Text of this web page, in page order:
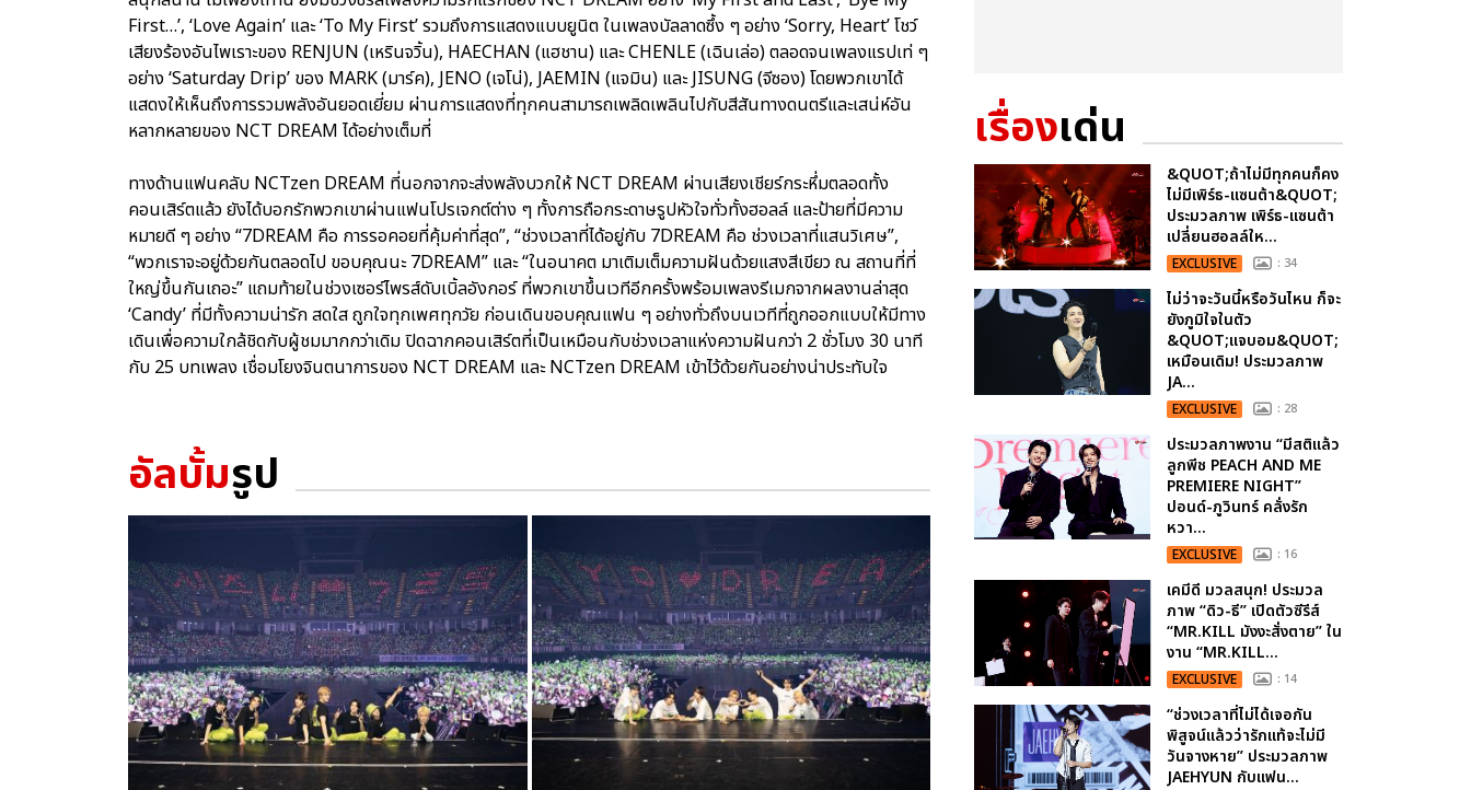
First…’, ‘Love Again’ และ ‘To My First’ รวมถึงการแสดงแบบยูนิต ในเพลงบัลลาดซึ้ง ๆ อย่าง ‘Sorry, Heart’ โชว์
เสียงร้องอันไพเราะของ RENJUN (เหรินจวิ้น), HAECHAN (แฮชาน) และ CHENLE (เฉินเล่อ) ตลอดจนเพลงแรปเท่ ๆ
อย่าง ‘Saturday Drip’ ของ MARK (มาร์ค), JENO (เจโน่), JAEMIN (แจมิน) และ JISUNG (จีซอง) โดยพวกเขาได้
แสดงให้เห็นถึงการรวมพลังอันยอดเยี่ยม ผ่านการแสดงที่ทุกคนสามารถเพลิดเพลินไปกับสีสันทางดนตรีและเสน่ห์อัน
หลากหลายของ NCT DREAM ได้อย่างเต็มที่
ทางด้านแฟนคลับ NCTzen DREAM ที่นอกจากจะส่งพลังบวกให้ NCT DREAM ผ่านเสียงเชียร์กระหึ่มตลอดทั้ง
คอนเสิร์ตแล้ว ยังได้บอกรักพวกเขาผ่านแฟนโปรเจกต์ต่าง ๆ ทั้งการถือกระดาษรูปหัวใจทั่วทั้งฮอลล์ และป้ายที่มีความ
หมายดี ๆ อย่าง “7DREAM คือ การรอคอยที่คุ้มค่าที่สุด”, “ช่วงเวลาที่ได้อยู่กับ 7DREAM คือ ช่วงเวลาที่แสนวิเศษ”,
“พวกเราจะอยู่ด้วยกันตลอดไป ขอบคุณนะ 7DREAM” และ “ในอนาคต มาเติมเต็มความฝันด้วยแสงสีเขียว ณ สถานที่ที่
ใหญ่ขึ้นกันเถอะ” แถมท้ายในช่วงเซอร์ไพรส์ดับเบิ้ลอังกอร์ ที่พวกเขาขึ้นเวทีอีกครั้งพร้อมเพลงรีเมกจากผลงานล่าสุด
‘Candy’ ที่มีทั้งความน่ารัก สดใส ถูกใจทุกเพศทุกวัย ก่อนเดินขอบคุณแฟน ๆ อย่างทั่วถึงบนเวทีที่ถูกออกแบบให้มีทาง
เดินเพื่อความใกล้ชิดกับผู้ชมมากกว่าเดิม ปิดฉากคอนเสิร์ตที่เป็นเหมือนกับช่วงเวลาแห่งความฝันกว่า 2 ชั่วโมง 30 นาที
กับ 25 บทเพลง เชื่อมโยงจินตนาการของ NCT DREAM และ NCTzen DREAM เข้าไว้ด้วยกันอย่างน่าประทับใจ
อัลบั้มรูป
เรื่องเด่น
&QUOT;ถ้าไม่มีทุกคนก็คง
ไม่มีเพิร์ธ-แซนต้า&QUOT;
ประมวลภาพ เพิร์ธ-แซนต้า
เปลี่ยนฮอลล์ให...
EXCLUSIVE : 34
ไม่ว่าจะวันนี้หรือวันไหน ก็จะ
ยังภูมิใจในตัว
&QUOT;แจบอม&QUOT;
เหมือนเดิม! ประมวลภาพ
JA...
EXCLUSIVE : 28
ประมวลภาพงาน “มีสติแล้ว
ลูกพีช PEACH AND ME
PREMIERE NIGHT”
ปอนด์-ภูวินทร์ คลั่งรัก
หวา...
EXCLUSIVE : 16
เคมีดี มวลสนุก! ประมวล
ภาพ “ดิว-ธี” เปิดตัวซีรีส์
“MR.KILL มังงะสั่งตาย” ใน
งาน “MR.KILL...
EXCLUSIVE : 14
“ช่วงเวลาที่ไม่ได้เจอกัน
พิสูจน์แล้วว่ารักแท้จะไม่มี
วันจางหาย” ประมวลภาพ
JAEHYUN กับแฟน...